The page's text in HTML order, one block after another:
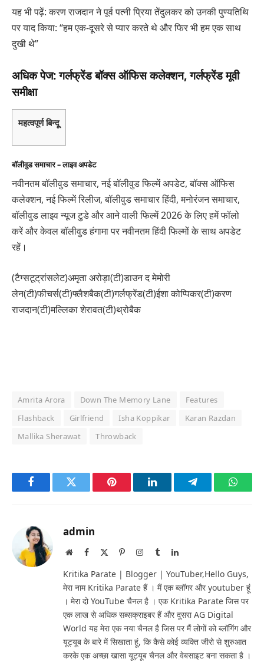
यह भी पढ़ें: करण राजदान ने पूर्व पत्नी प्रिया तेंदुलकर को उनकी पुण्यतिथि
पर याद किया: “हम एक-दूसरे से प्यार करते थे और फिर भी हम एक साथ
दुखी थे”
अधिक पेज: गर्लफ्रेंड बॉक्स ऑफिस कलेक्शन, गर्लफ्रेंड मूवी
समीक्षा
महत्वपूर्ण बिन्दू
बॉलीवुड समाचार – लाइव अपडेट
नवीनतम बॉलीवुड समाचार, नई बॉलीवुड फिल्में अपडेट, बॉक्स ऑफिस
कलेक्शन, नई फिल्में रिलीज, बॉलीवुड समाचार हिंदी, मनोरंजन समाचार,
बॉलीवुड लाइव न्यूज टुडे और आने वाली फिल्में 2026 के लिए हमें फॉलो
करें और केवल बॉलीवुड हंगामा पर नवीनतम हिंदी फिल्मों के साथ अपडेट
रहें।
(टैग्सटूट्रांसलेट)अमृता अरोड़ा(टी)डाउन द मेमोरी
लेन(टी)फीचर्स(टी)फ्लैशबैक(टी)गर्लफ्रेंड(टी)ईशा कोप्पिकर(टी)करण
राजदान(टी)मल्लिका शेरावत(टी)थ्रोबैक
Amrita Arora Down The Memory Lane
Features
Flashback
Girlfriend Isha Koppikar
Karan Razdan
Mallika Sherawat
Throwback
FacebookTwitter Pinterest LinkedInTelegram
admin
WebsiteFacebook PinterestInstagram
TumblrLinkedIn
Kritika Parate | Blogger | YouTuber,Hello Guys,
मेरा नाम Kritika Parate हैं । मैं एक ब्लॉगर और youtuber हूं
। मेरा दो YouTube चैनल है । एक Kritika Parate जिस पर
एक लाख से अधिक सब्सक्राइबर हैं और दूसरा AG Digital
World यह मेरा एक नया चैनल है जिस पर मैं लोगों को ब्लॉगिंग और
यूट्यूब के बारे में सिखाता हूं, कि कैसे कोई व्यक्ति जीरो से शुरुआत
करके एक अच्छा खासा यूट्यूब चैनल और वेबसाइट बना सकता है ।